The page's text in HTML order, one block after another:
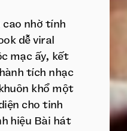
cao nhờ tính
dễ viral
mạc ấy, kết
tích nhạc
khổ một
cho tinh
hiệu Bài hát